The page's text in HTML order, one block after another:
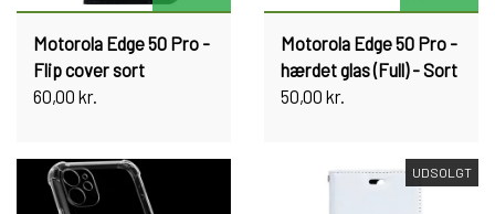
Motorola Edge 50 Pro -
Flip cover sort
60,00 kr.
Motorola Edge 50 Pro -
hærdet glas (Full) - Sort
50,00 kr.
UDSOLGT